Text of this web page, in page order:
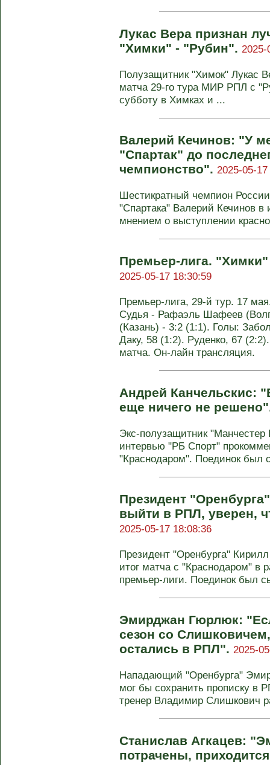
Лукас Вера признан
"Химки" - "Рубин". 2025-
Полузащитник "Химок" Лукас
матча 29‑го тура МИР РПЛ с
субботу в Химках и ...
Валерий Кечинов: "У
"Спартак" до
чемпионство". 2025-05-
Шестикратный чемпион России
"Спартака" Валерий Кечинов
мнением о выступлении
Премьер-лига.
2025-05-17 18:30:59
Премьер-лига, 29-й тур. 17
Судья - Рафаэль Шафеев
(Казань) - 3:2 (1:1). Голы:
Даку, 58 (1:2). Руденко, 67
матча. Он-лайн трансляция.
Андрей Канчельскис:
еще ничего не
Экс-полузащитник
интервью "РБ Спорт"
"Краснодаром". Поединок был
Президент
выйти в РПЛ, уверен,
2025-05-17 18:08:36
Президент "Оренбурга"
итог матча с "Краснодаром" в
премьер-лиги. Поединок был
Эмирджан Гюрлюк:
сезон со
остались в РПЛ". 2025-
Нападающий "Оренбурга"
мог бы сохранить прописку
тренер Владимир Слишкович
Станислав Агкацев:
потрачены,